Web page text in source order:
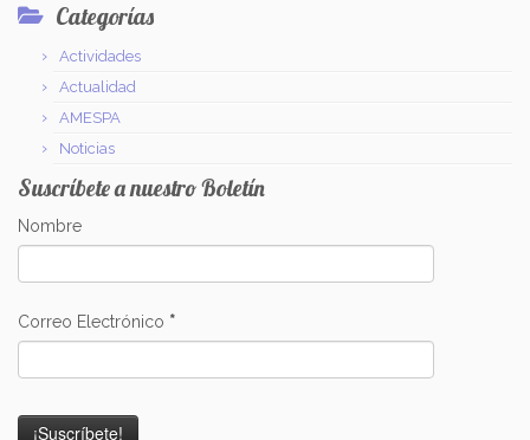
Categorías
Actividades
Actualidad
AMESPA
Noticias
Suscríbete a nuestro Boletín
Nombre
Correo Electrónico *